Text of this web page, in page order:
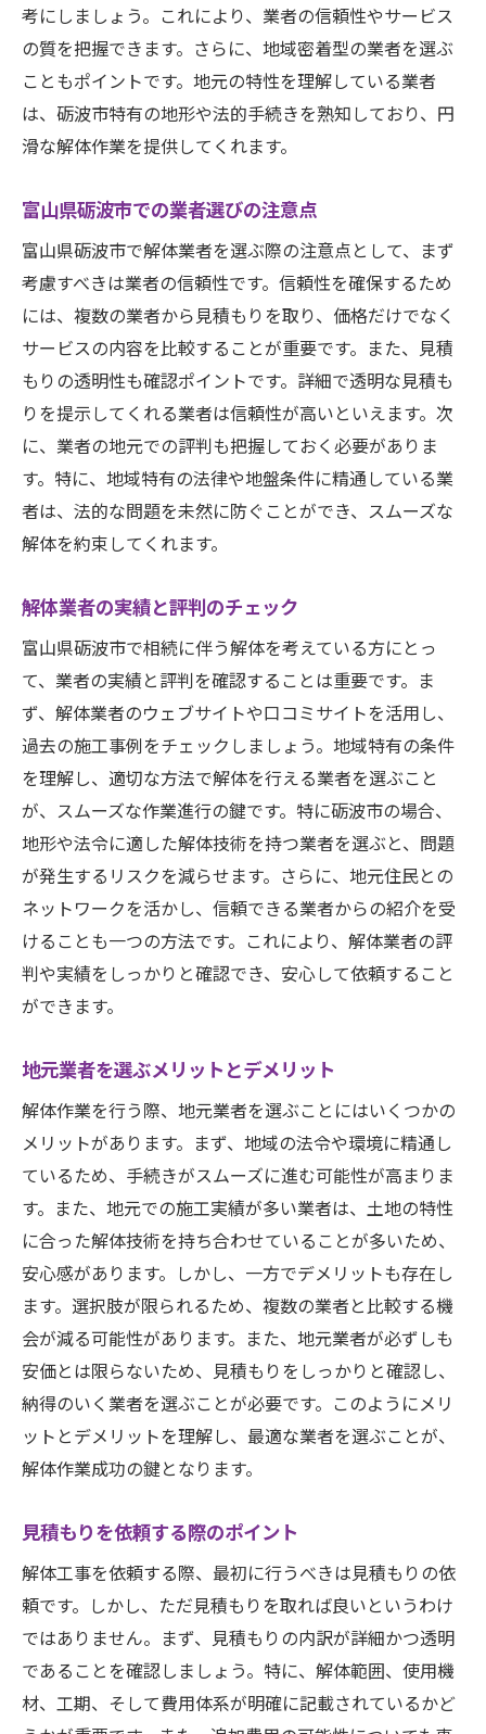
考にしましょう。これにより、業者の信頼性やサービス
の質を把握できます。さらに、地域密着型の業者を選ぶ
こともポイントです。地元の特性を理解している業者
は、砺波市特有の地形や法的手続きを熟知しており、円
滑な解体作業を提供してくれます。
富山県砺波市での業者選びの注意点
富山県砺波市で解体業者を選ぶ際の注意点として、まず
考慮すべきは業者の信頼性です。信頼性を確保するため
には、複数の業者から見積もりを取り、価格だけでなく
サービスの内容を比較することが重要です。また、見積
もりの透明性も確認ポイントです。詳細で透明な見積も
りを提示してくれる業者は信頼性が高いといえます。次
に、業者の地元での評判も把握しておく必要がありま
す。特に、地域特有の法律や地盤条件に精通している業
者は、法的な問題を未然に防ぐことができ、スムーズな
解体を約束してくれます。
解体業者の実績と評判のチェック
富山県砺波市で相続に伴う解体を考えている方にとっ
て、業者の実績と評判を確認することは重要です。ま
ず、解体業者のウェブサイトや口コミサイトを活用し、
過去の施工事例をチェックしましょう。地域特有の条件
を理解し、適切な方法で解体を行える業者を選ぶこと
が、スムーズな作業進行の鍵です。特に砺波市の場合、
地形や法令に適した解体技術を持つ業者を選ぶと、問題
が発生するリスクを減らせます。さらに、地元住民との
ネットワークを活かし、信頼できる業者からの紹介を受
けることも一つの方法です。これにより、解体業者の評
判や実績をしっかりと確認でき、安心して依頼すること
ができます。
地元業者を選ぶメリットとデメリット
解体作業を行う際、地元業者を選ぶことにはいくつかの
メリットがあります。まず、地域の法令や環境に精通し
ているため、手続きがスムーズに進む可能性が高まりま
す。また、地元での施工実績が多い業者は、土地の特性
に合った解体技術を持ち合わせていることが多いため、
安心感があります。しかし、一方でデメリットも存在し
ます。選択肢が限られるため、複数の業者と比較する機
会が減る可能性があります。また、地元業者が必ずしも
安価とは限らないため、見積もりをしっかりと確認し、
納得のいく業者を選ぶことが必要です。このようにメリ
ットとデメリットを理解し、最適な業者を選ぶことが、
解体作業成功の鍵となります。
見積もりを依頼する際のポイント
解体工事を依頼する際、最初に行うべきは見積もりの依
頼です。しかし、ただ見積もりを取れば良いというわけ
ではありません。まず、見積もりの内訳が詳細かつ透明
であることを確認しましょう。特に、解体範囲、使用機
材、工期、そして費用体系が明確に記載されているかど